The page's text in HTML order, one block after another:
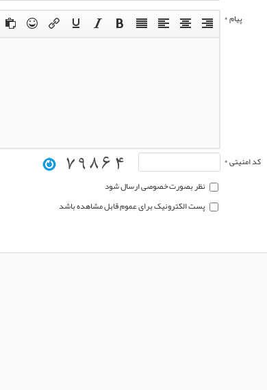
پیام *
کد امنیتی *
نظر بصورت خصوصی ارسال شود
پست الکترونیک برای عموم قابل مشاهده باشد